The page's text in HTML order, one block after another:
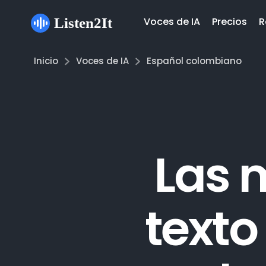
Voces de IA Precios
Inicio Voces de IA Español colombiano
Las